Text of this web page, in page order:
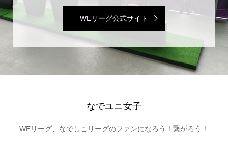
WEリーグ公式サイト
なでユニ女子
WEリーグ、なでしこリーグのファンになろう！繋がろう！